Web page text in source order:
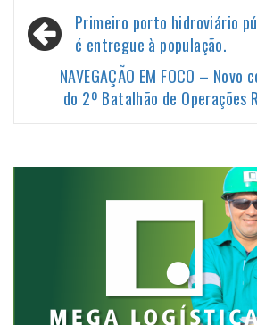
Navegação
de
Post
Primeiro porto hidroviário
é entregue à população.
NAVEGAÇÃO EM FOCO – Novo
do 2º Batalhão de Operações